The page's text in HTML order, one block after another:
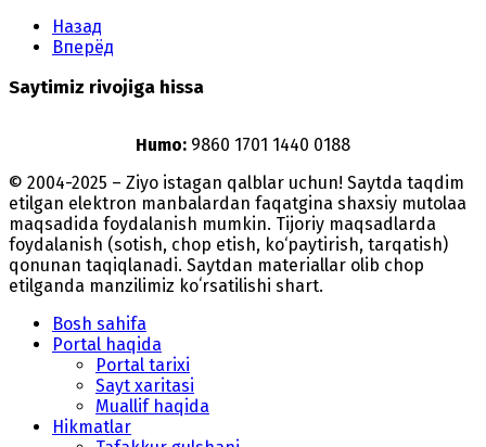
Назад
Вперёд
Saytimiz rivojiga hissa
Humo: 9860 1701 1440 0188
© 2004-2025 – Ziyo istagan qalblar uchun! Saytda taqdim
etilgan elektron manbalardan faqatgina shaxsiy mutolaa
maqsadida foydalanish mumkin. Tijoriy maqsadlarda
foydalanish (sotish, chop etish, ko‘paytirish, tarqatish)
qonunan taqiqlanadi. Saytdan materiallar olib chop
etilganda manzilimiz koʻrsatilishi shart.
Bosh sahifa
Portal haqida
Portal tarixi
Sayt xaritasi
Muallif haqida
Hikmatlar